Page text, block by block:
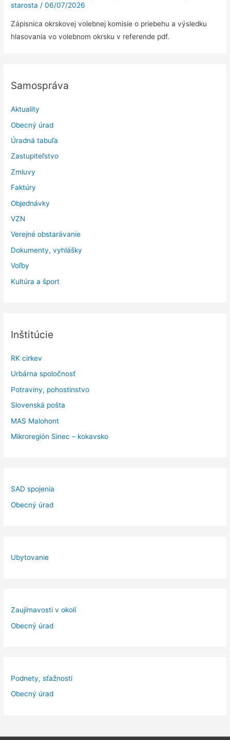
Samospráva
Aktuality
Obecný úrad
Úradná tabuľa
Zastupiteľstvo
Zmluvy
Faktúry
Objednávky
VZN
Verejné obstarávanie
Dokumenty, vyhlášky
Voľby
Kultúra a šport
Inštitúcie
RK cirkev
Urbárna spoločnosť
Potraviny, pohostinstvo
Slovenská pošta
MAS Malohont
Mikroregión Sinec – kokavsko
SAD spojenia
Obecný úrad
Ubytovanie
Zaujímavosti v okolí
Obecný úrad
Podnety, sťažnosti
Obecný úrad
do
orgánov
samosprávnych
2026
starosta /06/07/2026
Zápisnica okrskovej volebnej komisie o priebehu a výsledku
hlasovania vo volebnom okrsku v referende pdf.